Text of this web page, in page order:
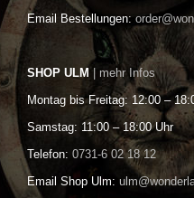
Email Bestellungen:
SHOP ULM | mehr Infos
Montag bis Freitag: 12:00 –
Samstag: 11:00 – 18:00 Uhr
Telefon: 0731-6 02 18 12
Email Shop Ulm: